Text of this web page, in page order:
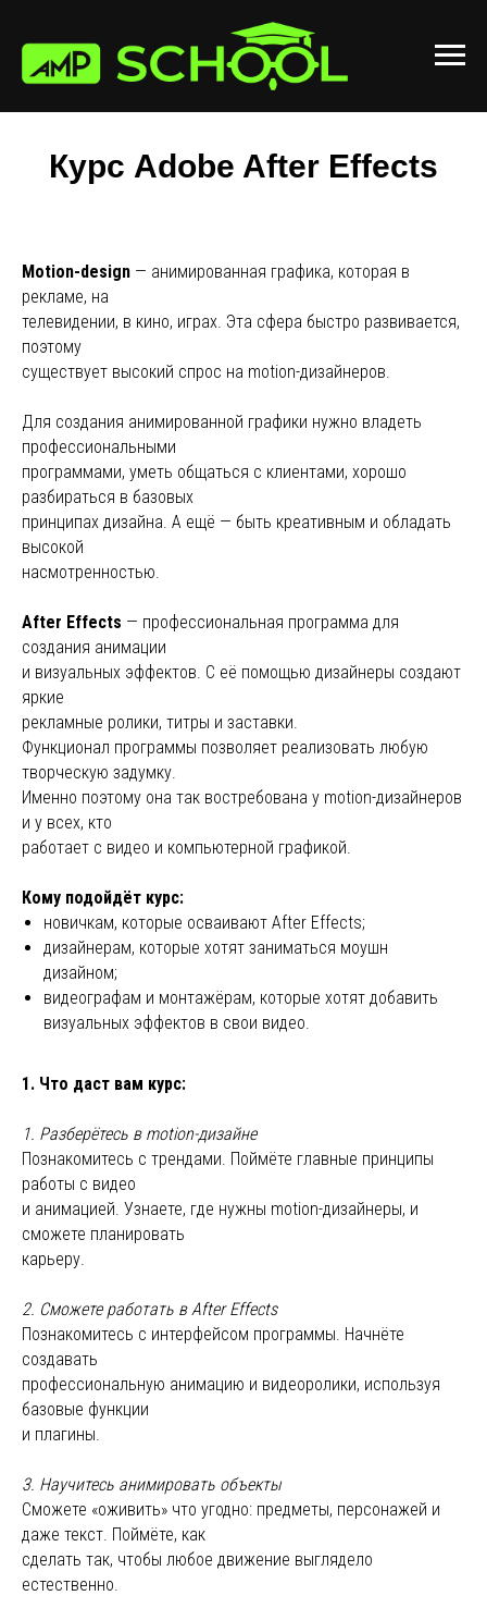
Курс Adobe After Effects
Motion-design — анимированная графика, которая в
рекламе, на
телевидении, в кино, играх. Эта сфера быстро развивается,
поэтому
существует высокий спрос на motion-дизайнеров.
Для создания анимированной графики нужно владеть
профессиональными
программами, уметь общаться с клиентами, хорошо
разбираться в базовых
принципах дизайна. А ещё — быть креативным и обладать
высокой
насмотренностью.
After Effects — профессиональная программа для
создания анимации
и визуальных эффектов. С её помощью дизайнеры создают
яркие
рекламные ролики, титры и заставки.
Функционал программы позволяет реализовать любую
творческую задумку.
Именно поэтому она так востребована у motion-дизайнеров
и у всех, кто
работает с видео и компьютерной графикой.
Кому подойдёт курс:
новичкам, которые осваивают After Effects;
дизайнерам, которые хотят заниматься моушн
дизайном;
видеографам и монтажёрам, которые хотят добавить
визуальных эффектов в свои видео.
1. Что даст вам курс:
1. Разберётесь в motion-дизайне
Познакомитесь с трендами. Поймёте главные принципы
работы с видео
и анимацией. Узнаете, где нужны motion-дизайнеры, и
сможете планировать
карьеру.
2. Сможете работать в After Effects
Познакомитесь с интерфейсом программы. Начнёте
создавать
профессиональную анимацию и видеоролики, используя
базовые функции
и плагины.
3. Научитесь анимировать объекты
Сможете «оживить» что угодно: предметы, персонажей и
даже текст. Поймёте, как
сделать так, чтобы любое движение выглядело
естественно.